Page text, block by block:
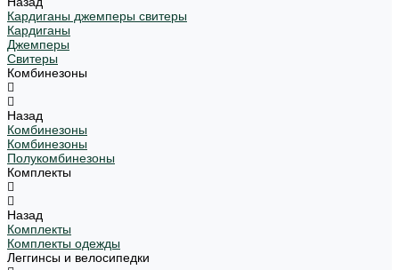
Кардиганы джемперы свитеры
Кардиганы
Джемперы
Свитеры
Комбинезоны
Назад
Комбинезоны
Комбинезоны
Полукомбинезоны
Комплекты
Назад
Комплекты
Комплекты одежды
Леггинсы и велосипедки